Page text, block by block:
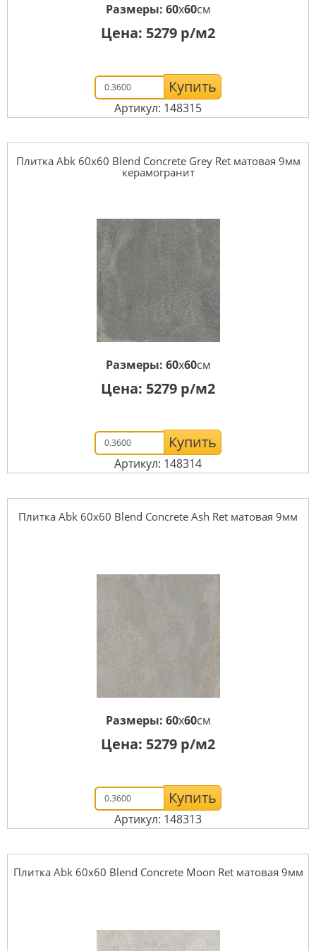
Размеры: 60x60см
Цена: 5279 р/м2
Купить
Артикул: 148315
Плитка Abk 60x60 Blend Concrete Grey Ret матовая 9мм
керамогранит
Размеры: 60x60см
Цена: 5279 р/м2
Купить
Артикул: 148314
Плитка Abk 60x60 Blend Concrete Ash Ret матовая 9мм
Размеры: 60x60см
Цена: 5279 р/м2
Купить
Артикул: 148313
Плитка Abk 60x60 Blend Concrete Moon Ret матовая 9мм